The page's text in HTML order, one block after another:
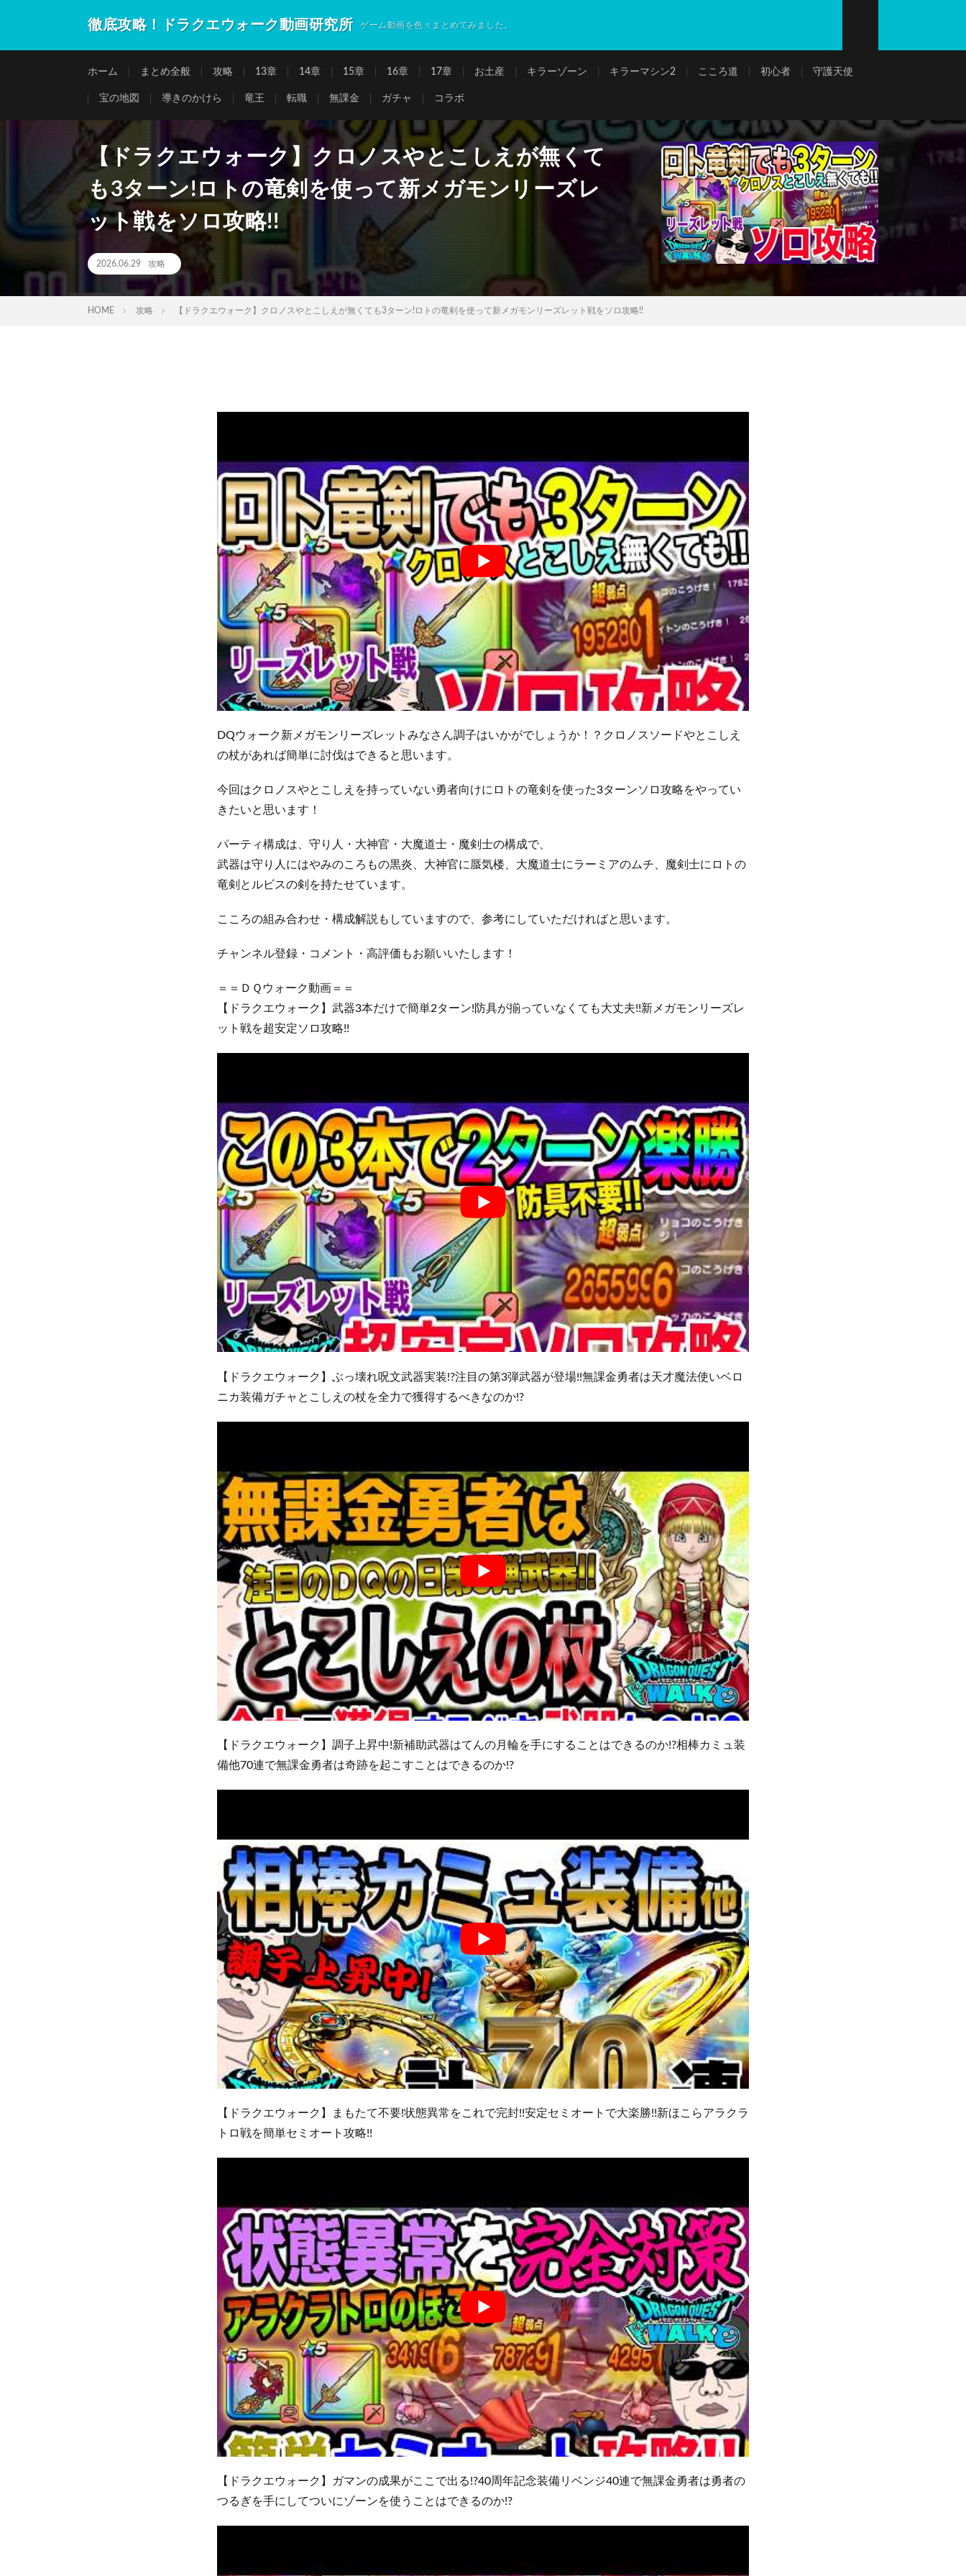
徹底攻略！ドラクエウォーク動画研究所 ゲーム動画を色々まとめてみました。
ホーム まとめ全般 攻略 13章 14章 15章 16章 17章 お土産 キラーゾーン キラーマシン2 こころ道 初心者 守護天使
宝の地図 導きのかけら 竜王 転職 無課金 ガチャ コラボ
【ドラクエウォーク】クロノスやとこしえが無くて
も3ターン!ロトの竜剣を使って新メガモンリーズレ
ット戦をソロ攻略!!
2026.06.29 攻略
HOME 攻略 【ドラクエウォーク】クロノスやとこしえが無くても3ターン!ロトの竜剣を使って新メガモンリーズレット戦をソロ攻略!!
DQウォーク新メガモンリーズレットみなさん調子はいかがでしょうか！？クロノスソードやとこしえ
の杖があれば簡単に討伐はできると思います。
今回はクロノスやとこしえを持っていない勇者向けにロトの竜剣を使った3ターンソロ攻略をやってい
きたいと思います！
パーティ構成は、守り人・大神官・大魔道士・魔剣士の構成で、
武器は守り人にはやみのころもの黒炎、大神官に蜃気楼、大魔道士にラーミアのムチ、魔剣士にロトの
竜剣とルビスの剣を持たせています。
こころの組み合わせ・構成解説もしていますので、参考にしていただければと思います。
チャンネル登録・コメント・高評価もお願いいたします！
＝＝ＤＱウォーク動画＝＝
【ドラクエウォーク】武器3本だけで簡単2ターン!防具が揃っていなくても大丈夫!!新メガモンリーズレ
ット戦を超安定ソロ攻略!!
【ドラクエウォーク】ぶっ壊れ呪文武器実装!?注目の第3弾武器が登場!!無課金勇者は天才魔法使いベロ
ニカ装備ガチャとこしえの杖を全力で獲得するべきなのか!?
【ドラクエウォーク】調子上昇中!新補助武器はてんの月輪を手にすることはできるのか!?相棒カミュ装
備他70連で無課金勇者は奇跡を起こすことはできるのか!?
【ドラクエウォーク】まもたて不要!状態異常をこれで完封!!安定セミオートで大楽勝!!新ほこらアラクラ
トロ戦を簡単セミオート攻略!!
【ドラクエウォーク】ガマンの成果がここで出る!?40周年記念装備リベンジ40連で無課金勇者は勇者の
つるぎを手にしてついにゾーンを使うことはできるのか!?